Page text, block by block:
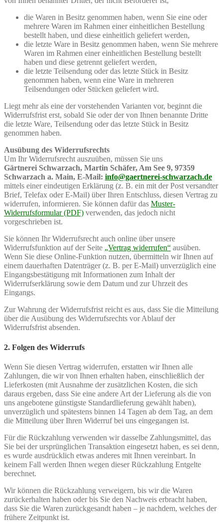
die Waren in Besitz genommen haben, wenn Sie eine oder
mehrere Waren im Rahmen einer einheitlichen Bestellung
bestellt haben, und diese einheitlich geliefert werden,
die letzte Ware in Besitz genommen haben, wenn Sie mehrere
Waren im Rahmen einer einheitlichen Bestellung bestellt
haben und diese getrennt geliefert werden,
die letzte Teilsendung oder das letzte Stück in Besitz
genommen haben, wenn eine Ware in mehreren
Teilsendungen oder Stücken geliefert wird.
Liegt mehr als eine der vorstehenden Varianten vor, beginnt die
Widerrufsfrist erst, sobald Sie oder der von Ihnen benannte Dritte
die letzte Ware, Teilsendung oder das letzte Stück in Besitz
genommen haben.
Ausübung des Widerrufsrechts
Um Ihr Widerrufsrecht auszuüben, müssen Sie uns
Gärtnerei Schwarzach, Martin Schäfer, Am See 9, 97359
Schwarzach a. Main, E-Mail: info@gaertnerei-schwarzach.de
mittels einer eindeutigen Erklärung (z. B. ein mit der Post versandter
Brief, Telefax oder E-Mail) über Ihren Entschluss, diesen Vertrag zu
widerrufen, informieren. Sie können dafür das Muster-
Widerrufsformular (PDF) verwenden, das jedoch nicht
vorgeschrieben ist.
Sie können Ihr Widerrufsrecht auch online über unsere
Widerrufsfunktion auf der Seite „Vertrag widerrufen“ ausüben.
Wenn Sie diese Online-Funktion nutzen, übermitteln wir Ihnen auf
einem dauerhaften Datenträger (z. B. per E-Mail) unverzüglich eine
Eingangsbestätigung mit Informationen zum Inhalt der
Widerrufserklärung sowie dem Datum und zur Uhrzeit des
Eingangs.
Zur Wahrung der Widerrufsfrist reicht es aus, dass Sie die Mitteilung
über die Ausübung des Widerrufsrechts vor Ablauf der
Widerrufsfrist absenden.
2. Folgen des Widerrufs
Wenn Sie diesen Vertrag widerrufen, erstatten wir Ihnen alle
Zahlungen, die wir von Ihnen erhalten haben, einschließlich der
Lieferkosten (mit Ausnahme der zusätzlichen Kosten, die sich
daraus ergeben, dass Sie eine andere Art der Lieferung als die von
uns angebotene günstigste Standardlieferung gewählt haben),
unverzüglich und spätestens binnen 14 Tagen ab dem Tag, an dem
die Mitteilung über Ihren Widerruf bei uns eingegangen ist.
Für die Rückzahlung verwenden wir dasselbe Zahlungsmittel, das
Sie bei der ursprünglichen Transaktion eingesetzt haben, es sei denn,
es wurde ausdrücklich etwas anderes mit Ihnen vereinbart. In
keinem Fall werden Ihnen wegen dieser Rückzahlung Entgelte
berechnet.
Wir können die Rückzahlung verweigern, bis wir die Waren
zurückerhalten haben oder bis Sie den Nachweis erbracht haben,
dass Sie die Waren zurückgesandt haben – je nachdem, welches der
frühere Zeitpunkt ist.